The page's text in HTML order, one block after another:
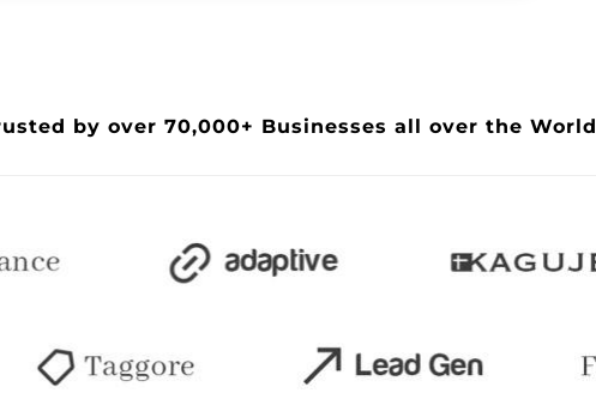
by over 70,000+ Businesses all over the World